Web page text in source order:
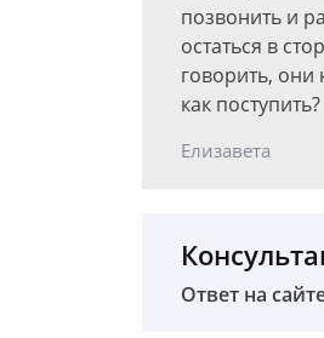
позвонить и
остаться в
говорить, они
как поступить?
Елизавета
Ответ на